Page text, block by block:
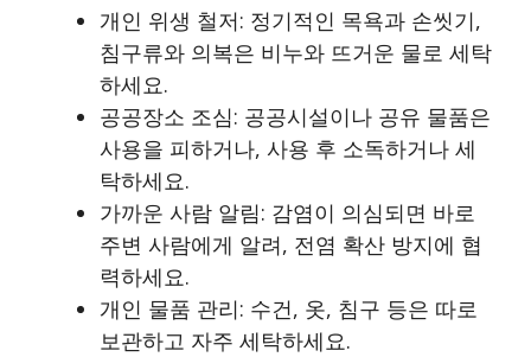
개인 위생 철저: 정기적인 목욕과 손씻기,
침구류와 의복은 비누와 뜨거운 물로 세탁
하세요.
공공장소 조심: 공공시설이나 공유 물품은
사용을 피하거나, 사용 후 소독하거나 세
탁하세요.
가까운 사람 알림: 감염이 의심되면 바로
주변 사람에게 알려, 전염 확산 방지에 협
력하세요.
개인 물품 관리: 수건, 옷, 침구 등은 따로
보관하고 자주 세탁하세요.